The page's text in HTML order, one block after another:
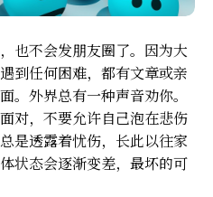
也不会发朋友圈了。因为大
到任何困难，都有文章或亲
。外界总有一种声音劝你。
对，不要允许自己泡在悲伤
是透露着忧伤，长此以往家
状态会逐渐变差，最坏的可